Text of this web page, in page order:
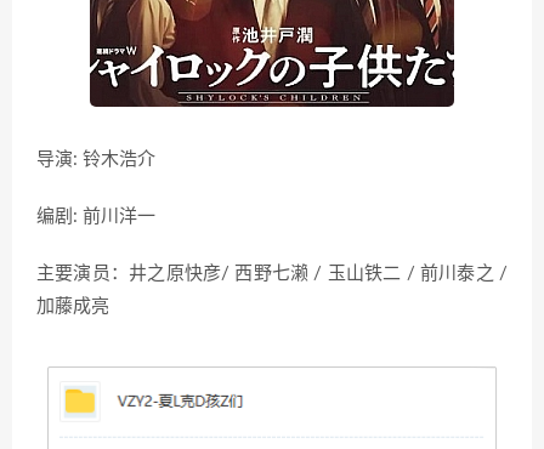
导演: 铃木浩介
编剧: 前川洋一
主要演员：井之原快彦/ 西野七濑 / 玉山铁二 / 前川泰之 /
加藤成亮